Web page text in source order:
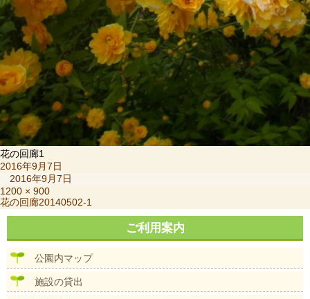
花の回廊1
投
日:
2016年9月7日
2016年9月7日
フ
ル
サ
ズ
1200 × 900
投
稿
ビ
花の回廊20140502-1
ご利用案内
公園内マップ
施設の貸出